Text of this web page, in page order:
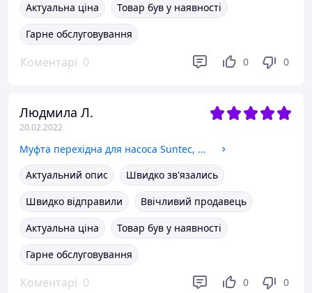
Актуальна ціна
Товар був у наявності
Гарне обслуговування
Коментарі 0 0 0
Людмила Л.
20.02.2022
Муфта перехідна для насоса Suntec, D вала 8 мм
Актуальний опис
Швидко зв'язались
Швидко відправили
Ввічливий продавець
Актуальна ціна
Товар був у наявності
Гарне обслуговування
Коментарі 0 0 0